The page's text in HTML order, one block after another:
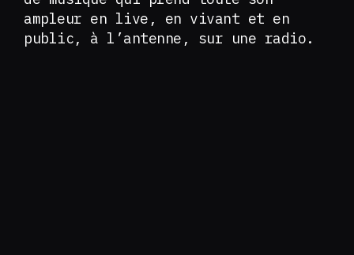
ampleur en live, en vivant et en
public, à l’antenne, sur une radio.